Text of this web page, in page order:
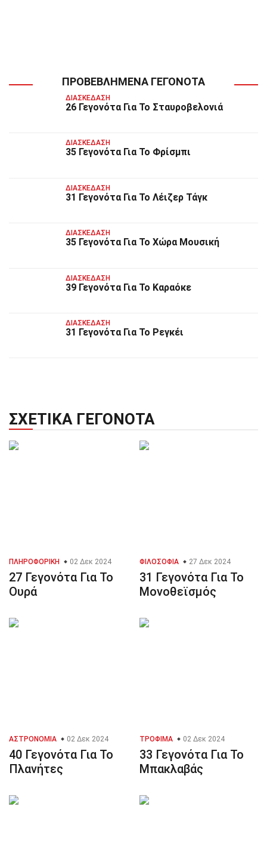
ΠΡΟΒΕΒΛΗΜΈΝΑ ΓΕΓΟΝΌΤΑ
ΔΙΑΣΚΈΔΑΣΗ
26 Γεγονότα Για Το Σταυροβελονιά
ΔΙΑΣΚΈΔΑΣΗ
35 Γεγονότα Για Το Φρίσμπι
ΔΙΑΣΚΈΔΑΣΗ
31 Γεγονότα Για Το Λέιζερ Τάγκ
ΔΙΑΣΚΈΔΑΣΗ
35 Γεγονότα Για Το Χώρα Μουσική
ΔΙΑΣΚΈΔΑΣΗ
39 Γεγονότα Για Το Καραόκε
ΔΙΑΣΚΈΔΑΣΗ
31 Γεγονότα Για Το Ρεγκέι
ΣΧΕΤΙΚΆ ΓΕΓΟΝΌΤΑ
ΠΛΗΡΟΦΟΡΙΚΉ 02 Δεκ 2024
27 Γεγονότα Για Το
Ουρά
ΦΙΛΟΣΟΦΊΑ 27 Δεκ 2024
31 Γεγονότα Για Το
Μονοθεϊσμός
ΑΣΤΡΟΝΟΜΊΑ 02 Δεκ 2024
40 Γεγονότα Για Το
Πλανήτες
ΤΡΌΦΙΜΑ 02 Δεκ 2024
33 Γεγονότα Για Το
Μπακλαβάς